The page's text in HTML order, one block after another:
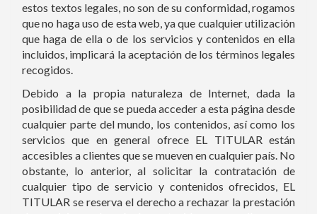
estos textos legales, no son de su conformidad, rogamos
que no haga uso de esta web, ya que cualquier utilización
que haga de ella o de los servicios y contenidos en ella
incluidos, implicará la aceptación de los términos legales
recogidos.
Debido a la propia naturaleza de Internet, dada la
posibilidad de que se pueda acceder a esta página desde
cualquier parte del mundo, los contenidos, así como los
servicios que en general ofrece EL TITULAR están
accesibles a clientes que se mueven en cualquier país. No
obstante, lo anterior, al solicitar la contratación de
cualquier tipo de servicio y contenidos ofrecidos, EL
TITULAR se reserva el derecho a rechazar la prestación